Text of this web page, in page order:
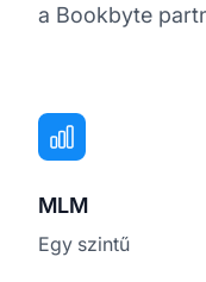
a Bookbyte
MLM
Egy szintű